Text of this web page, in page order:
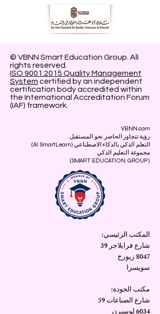
© VBNN Smart Education Group. All
rights reserved.
ISO 9001:2015 Quality Management
System certified by an independent
certification body accredited within
the International Accreditation Forum
(IAF) framework.
VBNN.com
رؤية تتجاوز الحاضر نحو المستقبل
التعلم الذكي بالذكاء الاصطناعي (AI SmartLearn)
مجموعة التعليم الذكي
(SMART EDUCATION GROUP)
المكتب الرئيسي:
شارع فرايلاجر 39
8047 زيورخ
سويسرا
مكتب الجودة:
شارع الصناعات 59